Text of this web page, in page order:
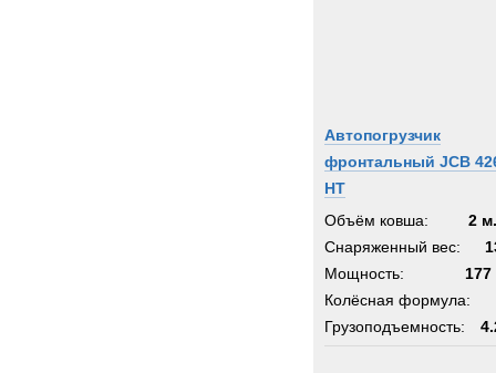
Автопогрузчик
фронтальный JCB
HT
Объём ковша:
2
Снаряженный вес:
Мощность:
177
Колёсная формула:
Грузоподъемность: